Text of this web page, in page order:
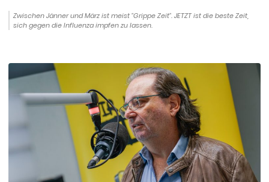
Zwischen Jänner und März ist meist "Grippe Zeit". JETZT ist die beste Zeit,
sich gegen die Influenza impfen zu lassen.